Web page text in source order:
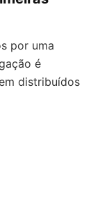
por uma
é
distribuídos